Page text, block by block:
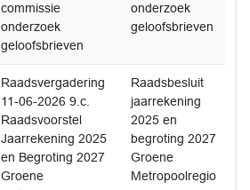
commissie
onderzoek
geloofsbrieven
onderzoek
geloofsbrieven
Raadsvergadering
11-06-2026 9.c.
Raadsvoorstel
Jaarrekening 2025
en Begroting 2027
Groene
Raadsbesluit
jaarrekening
2025 en
begroting 2027
Groene
Metropoolregio